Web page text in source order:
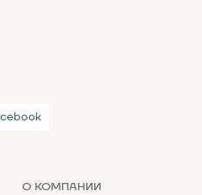
О КОМПАНИИ